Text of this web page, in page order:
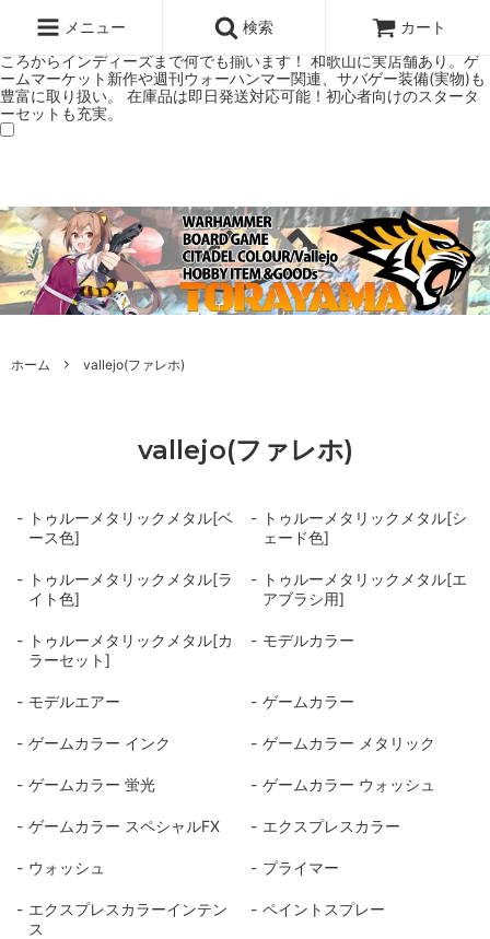
ミアムショップTORAYAMA。通販・オンラインショップです！ ウォー
ハンマーとボードゲームのことなら当店へ！ボードゲームもメジャーど
ころからインディーズまで何でも揃います！ 和歌山に実店舗あり。ゲ
ームマーケット新作や週刊ウォーハンマー関連、サバゲー装備(実物)も
豊富に取り扱い。 在庫品は即日発送対応可能！初心者向けのスタータ
ーセットも充実。
メニュー 検索 カート
ホーム vallejo(ファレホ)
vallejo(ファレホ)
トゥルーメタリックメタル[ベ
ース色]
トゥルーメタリックメタル[シ
ェード色]
トゥルーメタリックメタル[ラ
イト色]
トゥルーメタリックメタル[エ
アブラシ用]
トゥルーメタリックメタル[カ
ラーセット]
モデルカラー
モデルエアー ゲームカラー
ゲームカラー インク ゲームカラー メタリック
ゲームカラー 蛍光 ゲームカラー ウォッシュ
ゲームカラー スペシャルFX エクスプレスカラー
ウォッシュ プライマー
エクスプレスカラーインテン
ス
ペイントスプレー